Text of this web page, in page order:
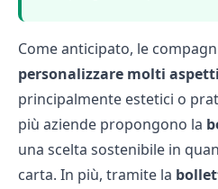
Come anticipato, le
personalizzare molti
principalmente estetici o
più aziende propongono la
una scelta sostenibile in
carta. In più, tramite la